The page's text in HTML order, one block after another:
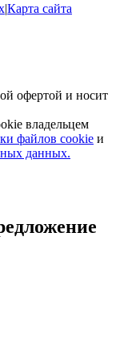
|Карта сайта
офертой и носит
владельцем
файлов cookie и
данных.